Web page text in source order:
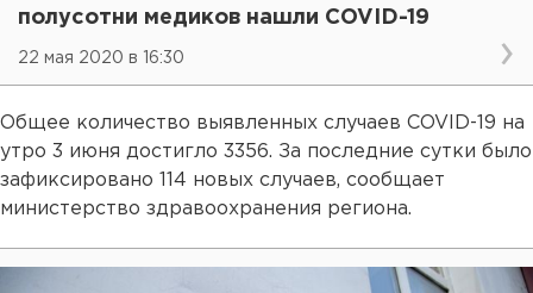
полусотни медиков нашли COVID-19
22 мая 2020 в 16:30
Общее количество выявленных случаев COVID-19 на
утро 3 июня достигло 3356. За последние сутки было
зафиксировано 114 новых случаев, сообщает
министерство здравоохранения региона.